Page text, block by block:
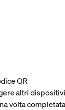
QR
altri
volta